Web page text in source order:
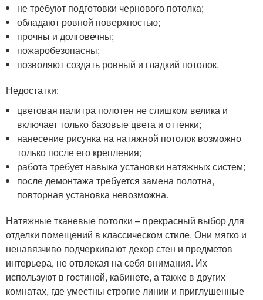
не требуют подготовки чернового потолка;
обладают ровной поверхностью;
прочны и долговечны;
пожаробезопасны;
позволяют создать ровный и гладкий потолок.
Недостатки:
цветовая палитра полотен не слишком велика и
включает только базовые цвета и оттенки;
нанесение рисунка на натяжной потолок возможно
только после его крепления;
работа требует навыка установки натяжных систем;
после демонтажа требуется замена полотна,
повторная установка невозможна.
Натяжные тканевые потолки – прекрасный выбор для
отделки помещений в классическом стиле. Они мягко и
ненавязчиво подчеркивают декор стен и предметов
интерьера, не отвлекая на себя внимания. Их
используют в гостиной, кабинете, а также в других
комнатах, где уместны строгие линии и приглушенные